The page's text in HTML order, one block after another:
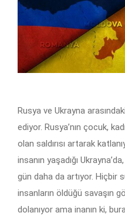
Rusya ve Ukrayna
ediyor. Rusya’nın çocuk,
olan saldırısı artarak
insanın yaşadığı
gün daha da artıyor. Hiçbir
insanların öldüğü savaşın
dolanıyor ama inanın ki,